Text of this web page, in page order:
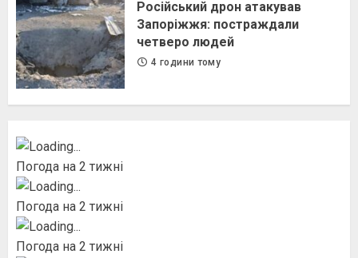
Російський дрон атакував
Запоріжжя: постраждали
четверо людей
4 години тому
Погода на 2 тижні
Погода на 2 тижні
Погода на 2 тижні